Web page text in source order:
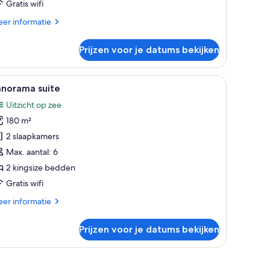
Gratis wifi
informatie
Prijzen voor je datums bekijken
kledingkast.
hoekbank, een salontafel en uitzicht op de oceaan door middel van
Een moderne woonkamer met een groot
5 suite
Uitzicht op zee
180 m²
2 slaapkamers
Max. aantal: 6
2 kingsize bedden
Gratis wifi
informatie
Prijzen voor je datums bekijken
bank en uitzicht op het landschap.